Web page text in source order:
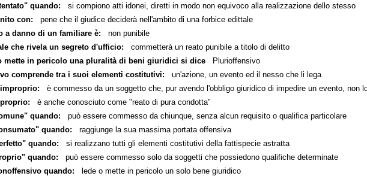
quando: si compiono atti idonei, diretti in modo non equivoco alla realizzazione dello stesso
con: pene che il giudice deciderà nell'ambito di una forbice edittale
a danno di un familiare è: non punibile
che rivela un segreto d'ufficio: commetterà un reato punibile a titolo di delitto
mette in pericolo una pluralità di beni giuridici si dicePlurioffensivo
comprende tra i suoi elementi costitutivi: un'azione, un evento ed il nesso che li lega
è commesso da un soggetto che, pur avendo l'obbligo giuridico di impedire un evento, non
è anche conosciuto come "reato di pura condotta"
quando: può essere commesso da chiunque, senza alcun requisito o qualifica particolare
quando: raggiunge la sua massima portata offensiva
quando: si realizzano tutti gli elementi costitutivi della fattispecie astratta
quando: può essere commesso solo da soggetti che possiedono qualifiche determinate
quando: lede o mette in pericolo un solo bene giuridico